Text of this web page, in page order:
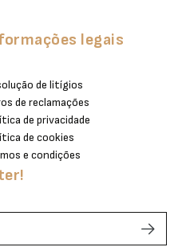
legais
de litígios
de reclamações
de privacidade
de cookies
e condições